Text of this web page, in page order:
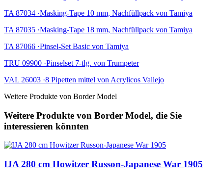
TA 87034 ·Masking-Tape 10 mm, Nachfüllpack von Tamiya
TA 87035 ·Masking-Tape 18 mm, Nachfüllpack von Tamiya
TA 87066 ·Pinsel-Set Basic von Tamiya
TRU 09900 ·Pinselset 7-tlg. von Trumpeter
VAL 26003 ·8 Pipetten mittel von Acrylicos Vallejo
Weitere Produkte von Border Model
Weitere Produkte von Border Model, die Sie
interessieren könnten
IJA 280 cm Howitzer Russon-Japanese War 1905